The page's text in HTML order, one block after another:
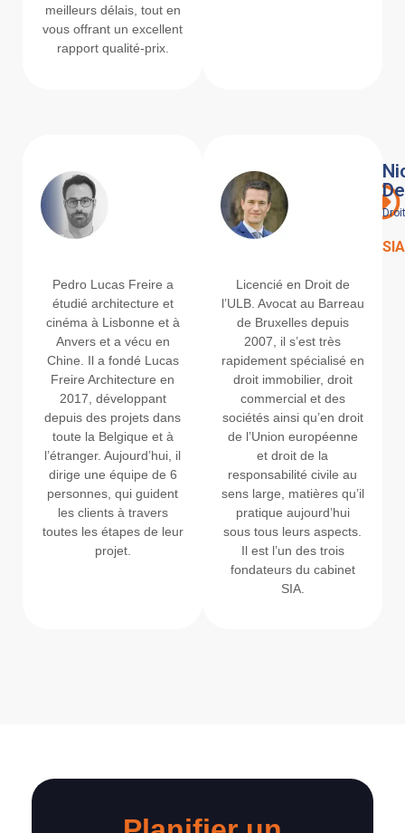
meilleurs délais, tout en
vous offrant un excellent
rapport qualité-prix.
Pedro Lucas
Freire
Architecture et PEB
Pedro Lucas Freire a
étudié architecture et
cinéma à Lisbonne et à
Anvers et a vécu en
Chine. Il a fondé Lucas
Freire Architecture en
2017, développant
depuis des projets dans
toute la Belgique et à
l’étranger. Aujourd’hui, il
dirige une équipe de 6
personnes, qui guident
les clients à travers
toutes les étapes de leur
projet.
Licencié en Droit de
l’ULB. Avocat au Barreau
de Bruxelles depuis
2007, il s’est très
rapidement spécialisé en
droit immobilier, droit
commercial et des
sociétés ainsi qu’en droit
de l’Union européenne
et droit de la
responsabilité civile au
sens large, matières qu’il
pratique aujourd’hui
sous tous leurs aspects.
Il est l’un des trois
fondateurs du cabinet
SIA.